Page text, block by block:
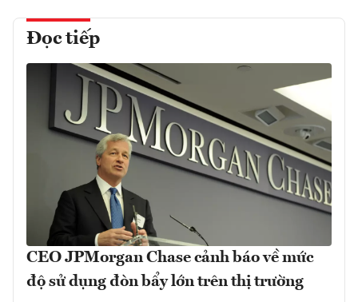
Đọc tiếp
CEO JPMorgan Chase cảnh báo về mức
độ sử dụng đòn bẩy lớn trên thị trường